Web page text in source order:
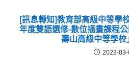
[訊息轉知]教育部高級中等學
年度雙語選修-數位插畫課程
壽山高級中等學
2023-